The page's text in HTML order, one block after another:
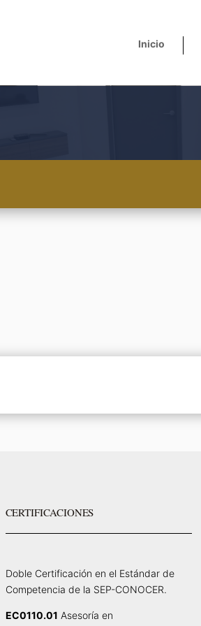
Inicio
CERTIFICACIONES
Doble Certificación en el Estándar de
Competencia de la SEP-CONOCER.
EC0110.01 Asesoría en